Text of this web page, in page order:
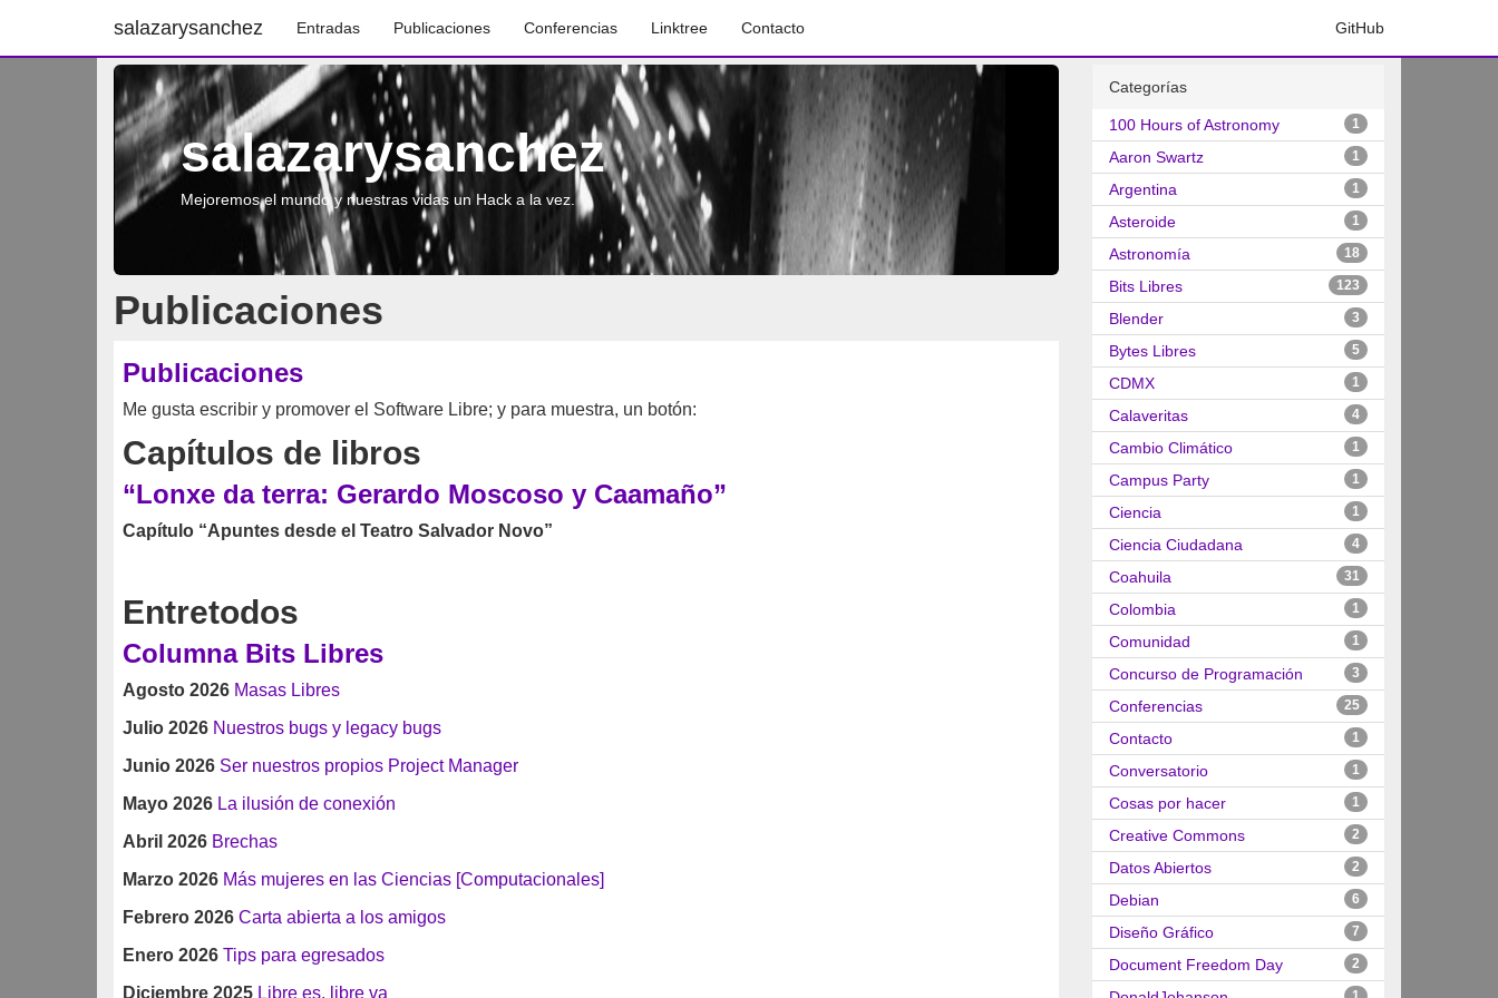
salazarysanchez Entradas Publicaciones Conferencias Linktree Contacto GitHub
salazarysanchez
Mejoremos el mundo y nuestras vidas un Hack a la vez.
Publicaciones
Publicaciones
Me gusta escribir y promover el Software Libre; y para muestra, un botón:
Capítulos de libros
“Lonxe da terra: Gerardo Moscoso y Caamaño”
Capítulo “Apuntes desde el Teatro Salvador Novo”
Entretodos
Columna Bits Libres
Agosto 2026 Masas Libres
Julio 2026 Nuestros bugs y legacy bugs
Junio 2026 Ser nuestros propios Project Manager
Mayo 2026 La ilusión de conexión
Abril 2026 Brechas
Marzo 2026 Más mujeres en las Ciencias [Computacionales]
Febrero 2026 Carta abierta a los amigos
Enero 2026 Tips para egresados
Diciembre 2025 Libre es, libre va
Categorías
100 Hours of Astronomy 1
Aaron Swartz 1
Argentina 1
Asteroide 1
Astronomía 18
Bits Libres 123
Blender 3
Bytes Libres 5
CDMX 1
Calaveritas 4
Cambio Climático 1
Campus Party 1
Ciencia 1
Ciencia Ciudadana 4
Coahuila 31
Colombia 1
Comunidad 1
Concurso de Programación 3
Conferencias 25
Contacto 1
Conversatorio 1
Cosas por hacer 1
Creative Commons 2
Datos Abiertos 2
Debian 6
Diseño Gráfico 7
Document Freedom Day 2